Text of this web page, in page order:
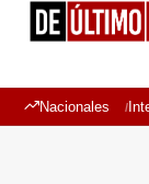
Nacionales